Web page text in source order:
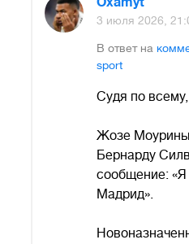
3 июля 2026,
В ответ на
sport
Судя по
Жозе
Бернарду
сообщение: «Я
Мадрид».